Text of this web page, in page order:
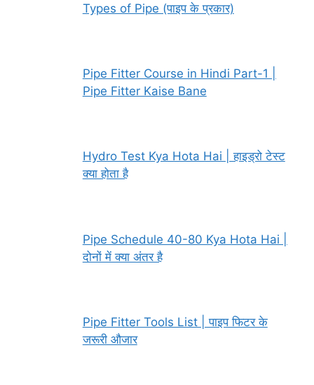
Types of Pipe (पाइप के प्रकार)
Pipe Fitter Course in Hindi Part-1 |
Pipe Fitter Kaise Bane
Hydro Test Kya Hota Hai | हाइड्रो टेस्ट
क्या होता है
Pipe Schedule 40-80 Kya Hota Hai |
दोनों में क्या अंतर है
Pipe Fitter Tools List | पाइप फिटर के
जरूरी औजार